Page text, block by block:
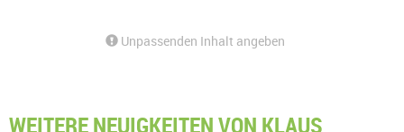
Unpassenden Inhalt angeben
WEITERE NEUIGKEITEN VON KLAUS